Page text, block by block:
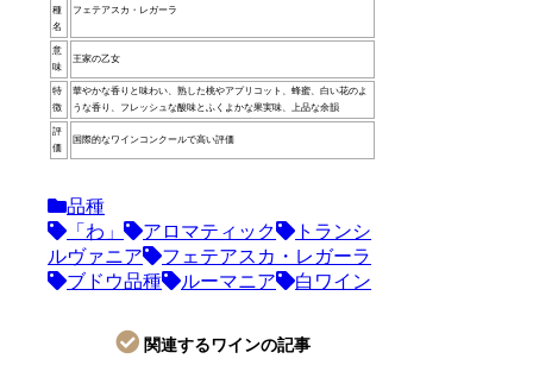
種
名
フェテアスカ・レガーラ
意
味
王家の乙女
特
徴
華やかな香りと味わい、熟した桃やアプリコット、蜂蜜、白い花のよ
うな香り、フレッシュな酸味とふくよかな果実味、上品な余韻
評
価
国際的なワインコンクールで高い評価
品種
「わ」
アロマティック
トランシ
ルヴァニア
フェテアスカ・レガーラ
ブドウ品種
ルーマニア 白ワイン
関連するワインの記事